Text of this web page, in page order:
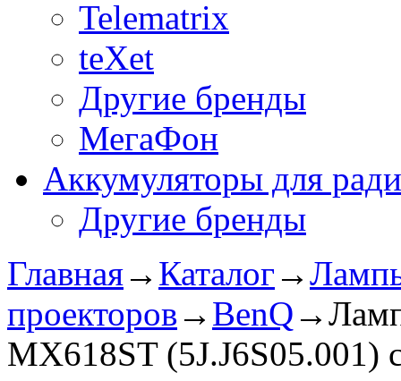
Telematrix
teXet
Другие бренды
МегаФон
Аккумуляторы для
Другие бренды
Главная→ Каталог →
проекторов → BenQ →
MX618ST (5J.J6S05.001)